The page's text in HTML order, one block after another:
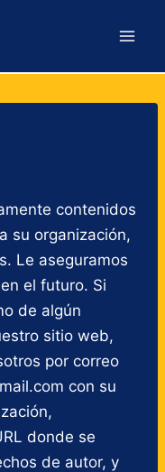
contenidos
su organización,
Le aseguramos
el futuro. Si
de algún
sitio web,
por correo
con su
donde se
de autor, y